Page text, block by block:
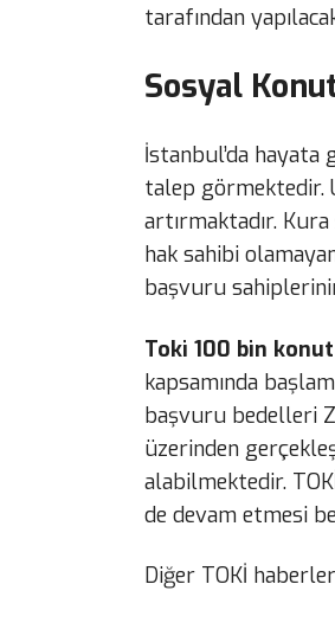
tarafından
Sosyal
İstanbul’da
talep görmektedir.
artırmaktadır.
hak sahibi
başvuru
Toki 100 bin
kapsamında
başvuru bedelleri
üzerinden
alabilmektedir.
de devam etmesi
Diğer TOKİ